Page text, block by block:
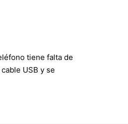
tiene falta de
USB y se